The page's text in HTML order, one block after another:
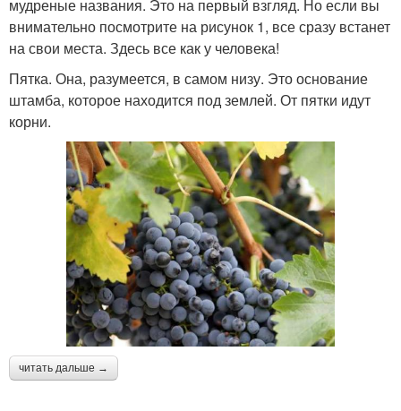
мудреные названия. Это на первый взгляд. Но если вы
внимательно посмотрите на рисунок 1, все сразу встанет
на свои места. Здесь все как у человека!
Пятка. Она, разумеется, в самом низу. Это основание
штамба, которое находится под землей. От пятки идут
корни.
читать дальше →